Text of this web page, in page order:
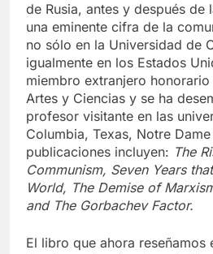
de Rusia, antes y después de
una eminente cifra de la
no sólo en la Universidad de
igualmente en los Estados
miembro extranjero
Artes y Ciencias y se ha
profesor visitante en las
Columbia, Texas, Notre
publicaciones incluyen: The
Communism, Seven Years
World, The Demise of
and The Gorbachev Factor.
El libro que ahora reseñamos